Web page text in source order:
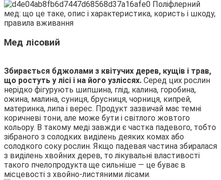
Мед лісовий
Збирається бджолами з квітучих дерев, кущів і трав,
що ростуть у лісі і на його узліссях. Серед цих рослин
нерідко фігурують шипшина, глід, калина, горобина,
ожина, малина, суниця, брусниця, чорниця, кипрей,
материнка, липа і верес. Продукт зазвичай має темні
коричневі тони, але може бути і світлого жовтого
кольору. В такому меді завжди є частка падевого, тобто
зібраного з солодких виділень деяких комах або
солодкого соку рослин. Якщо падевая частина збиралася
з виділень хвойних дерев, то лікувальні властивості
такого пчелопродукта ще сильніше — це буває в
місцевості з хвойно-листяними лісами.